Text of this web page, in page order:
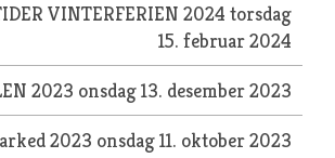
VINTERFERIEN 2024 torsdag
15. februar 2024
2023 onsdag 13. desember 2023
2023 onsdag 11. oktober 2023